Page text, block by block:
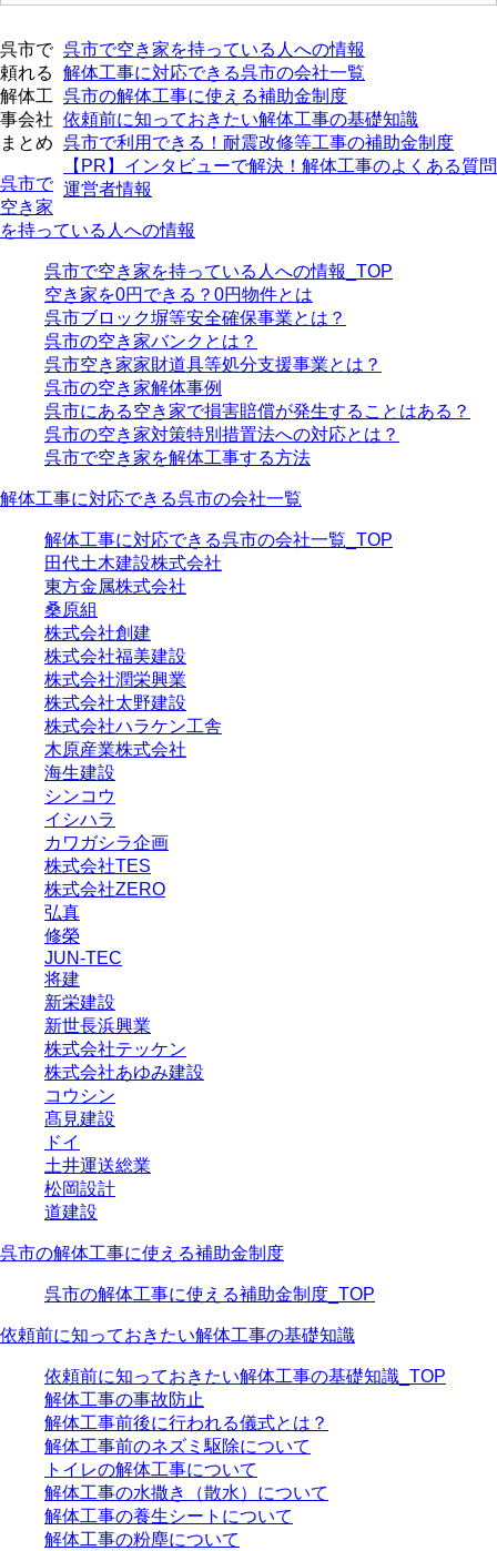
呉市で空き家を持っている人への情報
解体工事に対応できる呉市の会社一覧
呉市の解体工事に使える補助金制度
依頼前に知っておきたい解体工事の基礎知識
呉市で利用できる！耐震改修等工事の補助金制度
【PR】インタビューで解決！解体工事のよくある質問
運営者情報
呉市で
頼れる
解体工
事会社
まとめ
呉市で
空き家
を持っている人への情報
呉市で空き家を持っている人への情報_TOP
空き家を0円できる？0円物件とは
呉市ブロック塀等安全確保事業とは？
呉市の空き家バンクとは？
呉市空き家家財道具等処分支援事業とは？
呉市の空き家解体事例
呉市にある空き家で損害賠償が発生することはある？
呉市の空き家対策特別措置法への対応とは？
呉市で空き家を解体工事する方法
解体工事に対応できる呉市の会社一覧
解体工事に対応できる呉市の会社一覧_TOP
田代土木建設株式会社
東方金属株式会社
桑原組
株式会社創建
株式会社福美建設
株式会社潤栄興業
株式会社太野建設
株式会社ハラケン工舎
木原産業株式会社
海生建設
シンコウ
イシハラ
カワガシラ企画
株式会社TES
株式会社ZERO
弘真
修榮
JUN-TEC
将建
新栄建設
新世長浜興業
株式会社テッケン
株式会社あゆみ建設
コウシン
髙見建設
ドイ
土井運送総業
松岡設計
道建設
呉市の解体工事に使える補助金制度
呉市の解体工事に使える補助金制度_TOP
依頼前に知っておきたい解体工事の基礎知識
依頼前に知っておきたい解体工事の基礎知識_TOP
解体工事の事故防止
解体工事前後に行われる儀式とは？
解体工事前のネズミ駆除について
トイレの解体工事について
解体工事の水撒き（散水）について
解体工事の養生シートについて
解体工事の粉塵について